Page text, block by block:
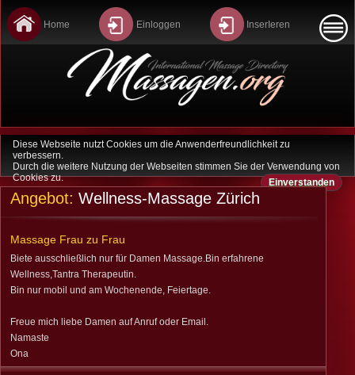
Home Einloggen InserIeren
Last Minute
Sitemap
Datenschutz
Kontakt
Agb
Diese Webseite nutzt Cookies um die Anwenderfreundlichkeit zu
verbessern.
Durch die weitere Nutzung der Webseiten stimmen Sie der Verwendung von
Cookies zu.
Einverstanden
Angebot: Wellness-Massage Zürich
Massage Frau zu Frau
Biete ausschließlich nur für Damen Massage.Bin erfahrene
Wellness,Tantra Therapeutin.
Bin nur mobil und am Wochenende, Feiertage.
Freue mich liebe Damen auf Anruf oder Email.
Namaste
Ona